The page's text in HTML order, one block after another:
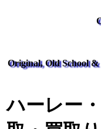
Original, Old School &
ハーレー